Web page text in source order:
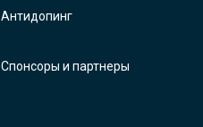
Антидопинг
Спонсоры и партнеры